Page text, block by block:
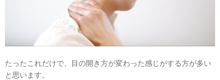
たったこれだけで、目の開き方が変わった感じがする方が多い
と思います。